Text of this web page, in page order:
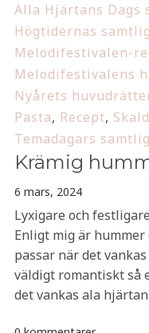
Alla Hjärtans Dags
Högtidernas
Melodifestivalen-
Melodifestivalens
Nyårets
Pasta, Recept,
Temadagars
Krämig
6 mars, 2024
Lyxigare och
Enligt mig är
passar när det
väldigt romantiskt så
det vankas ala